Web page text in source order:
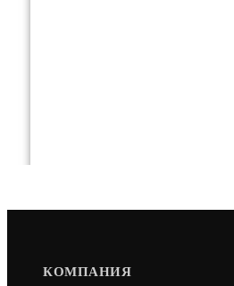
ПЕЧЬ ПОД КАЗАН
КОМПАНИЯ